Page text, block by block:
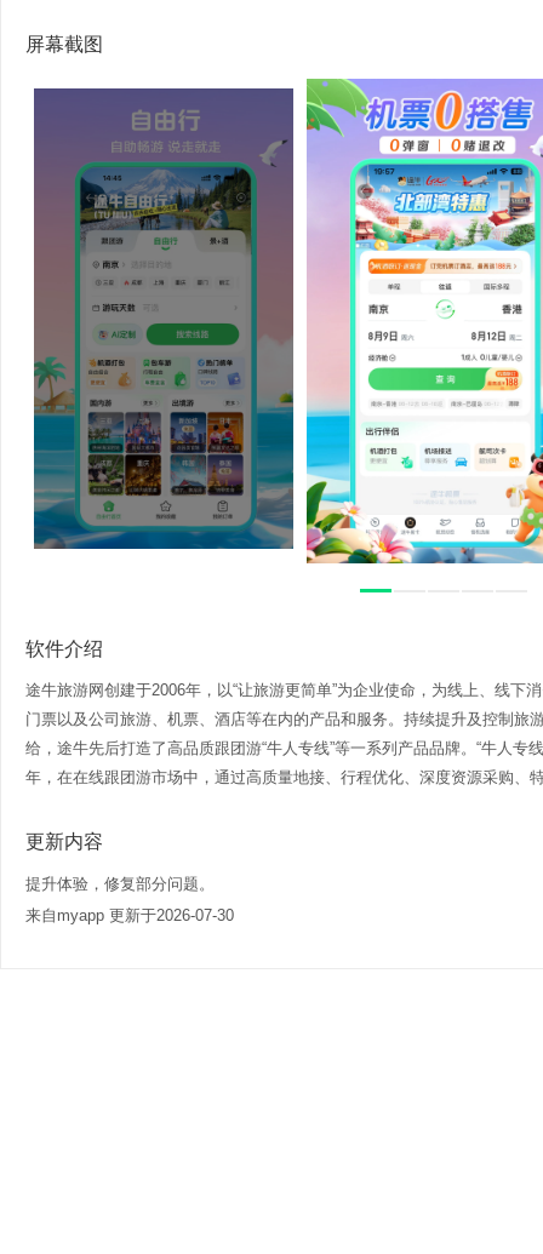
屏幕截图
软件介绍
途牛旅游网创建于2006年，以“让旅游更简单”为企业使命，为线上、线下
门票以及公司旅游、机票、酒店等在内的产品和服务。持续提升及控制旅
给，途牛先后打造了高品质跟团游“牛人专线”等一系列产品品牌。“牛人专
年，在在线跟团游市场中，通过高质量地接、行程优化、深度资源采购、
更新内容
提升体验，修复部分问题。
来自myapp 更新于2026-07-30